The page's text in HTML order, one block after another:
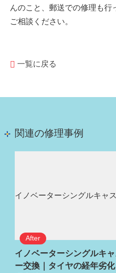
んのこと、郵送での修理も行
ご相談ください。
一覧に戻る
関連の修理事例
イノベーターシングルキ
ー交換｜タイヤの経年劣